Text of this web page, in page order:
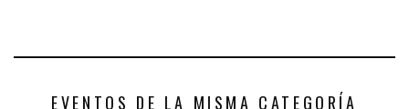
EVENTOS DE LA MISMA CATEGORÍA